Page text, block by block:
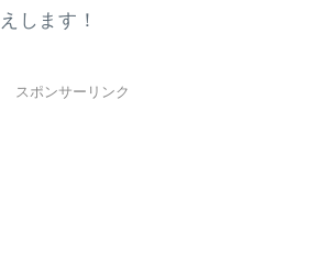
します！
スポンサーリンク